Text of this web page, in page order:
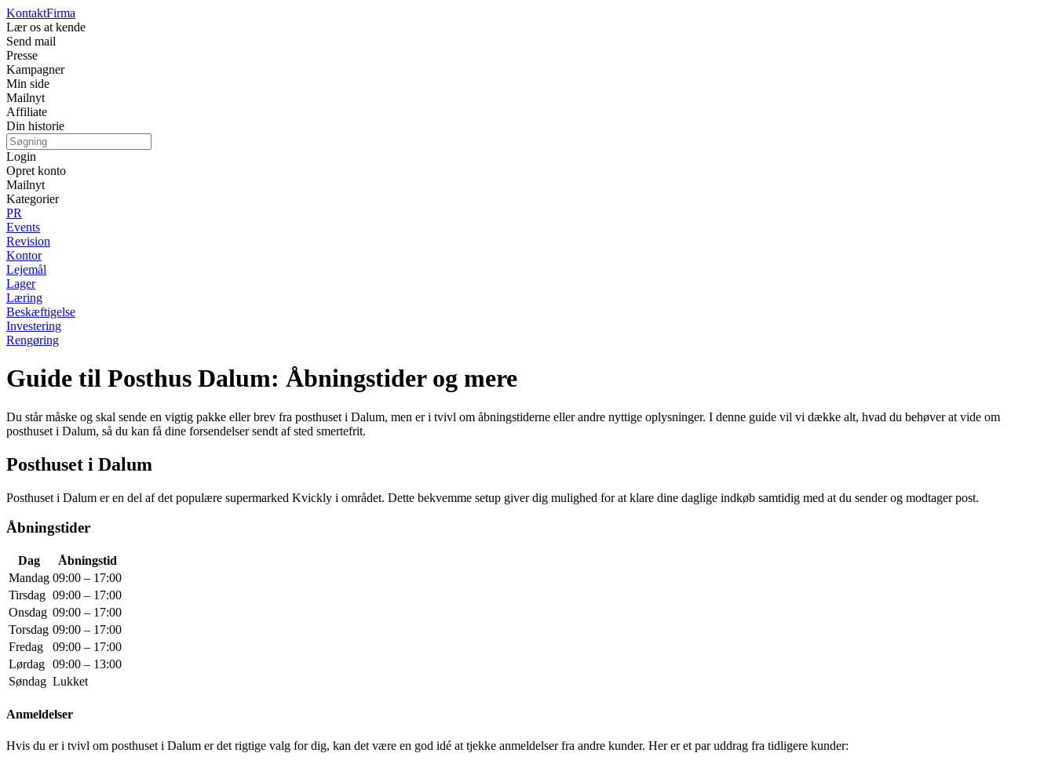
KontaktFirma
Lær os at kende
Send mail
Presse
Kampagner
Min side
Mailnyt
Affiliate
Din historie
Login
Opret konto
Mailnyt
Kategorier
PR
Events
Revision
Kontor
Lejemål
Lager
Læring
Beskæftigelse
Investering
Rengøring
Guide til Posthus Dalum: Åbningstider og mere
Du står måske og skal sende en vigtig pakke eller brev fra posthuset i Dalum, men er i tvivl om åbningstiderne eller andre nyttige oplysninger. I denne guide vil vi dække alt, hvad du behøver at vide om
posthuset i Dalum, så du kan få dine forsendelser sendt af sted smertefrit.
Posthuset i Dalum
Posthuset i Dalum er en del af det populære supermarked Kvickly i området. Dette bekvemme setup giver dig mulighed for at klare dine daglige indkøb samtidig med at du sender og modtager post.
Åbningstider
Dag
Åbningstid
Mandag 09:00 – 17:00
Tirsdag 09:00 – 17:00
Onsdag 09:00 – 17:00
Torsdag 09:00 – 17:00
Fredag
09:00 – 17:00
Lørdag 09:00 – 13:00
Søndag Lukket
Anmeldelser
Hvis du er i tvivl om posthuset i Dalum er det rigtige valg for dig, kan det være en god idé at tjekke anmeldelser fra andre kunder. Her er et par uddrag fra tidligere kunder: